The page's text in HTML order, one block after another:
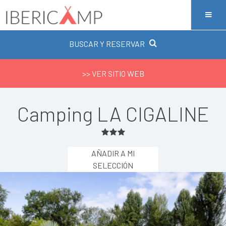
BUSCAR Y RESERVAR
>> VER SITIO WEB
Camping LA CIGALINE
AÑADIR A MI
SELECCIÓN